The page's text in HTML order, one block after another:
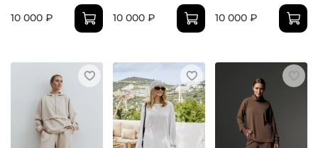
10 000 ₽ 10 000 ₽ 10 000 ₽